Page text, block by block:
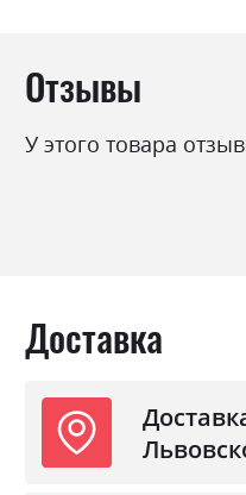
Отзывы
У этого товара
Доставка